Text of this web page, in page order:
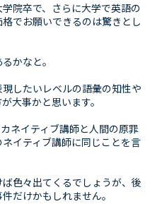
院卒で、さらに大学で英語の
でお願いできるのは驚きとし
かなと。
したいレベルの語彙の知性や
大事かと思います。
ネイティブ講師と人間の原罪
イティブ講師に同じことを言
色々出てくるでしょうが、後
だけかもしれません。